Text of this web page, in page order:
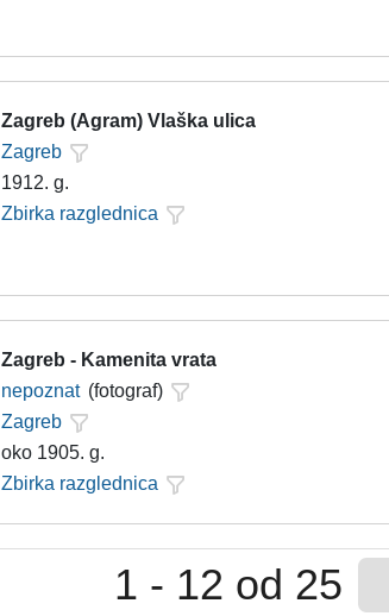
Zagreb (Agram) Vlaška ulica
Zagreb
1912. g.
Zbirka razglednica
Zagreb - Kamenita vrata
nepoznat (fotograf)
Zagreb
oko 1905. g.
Zbirka razglednica
1 - 12 od 25